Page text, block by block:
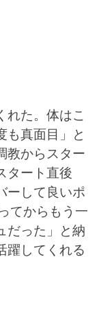
た。体はこ
も真面目」と
教からスター
タート直後
ーして良いポ
てからもう一
だった」と納
躍してくれる